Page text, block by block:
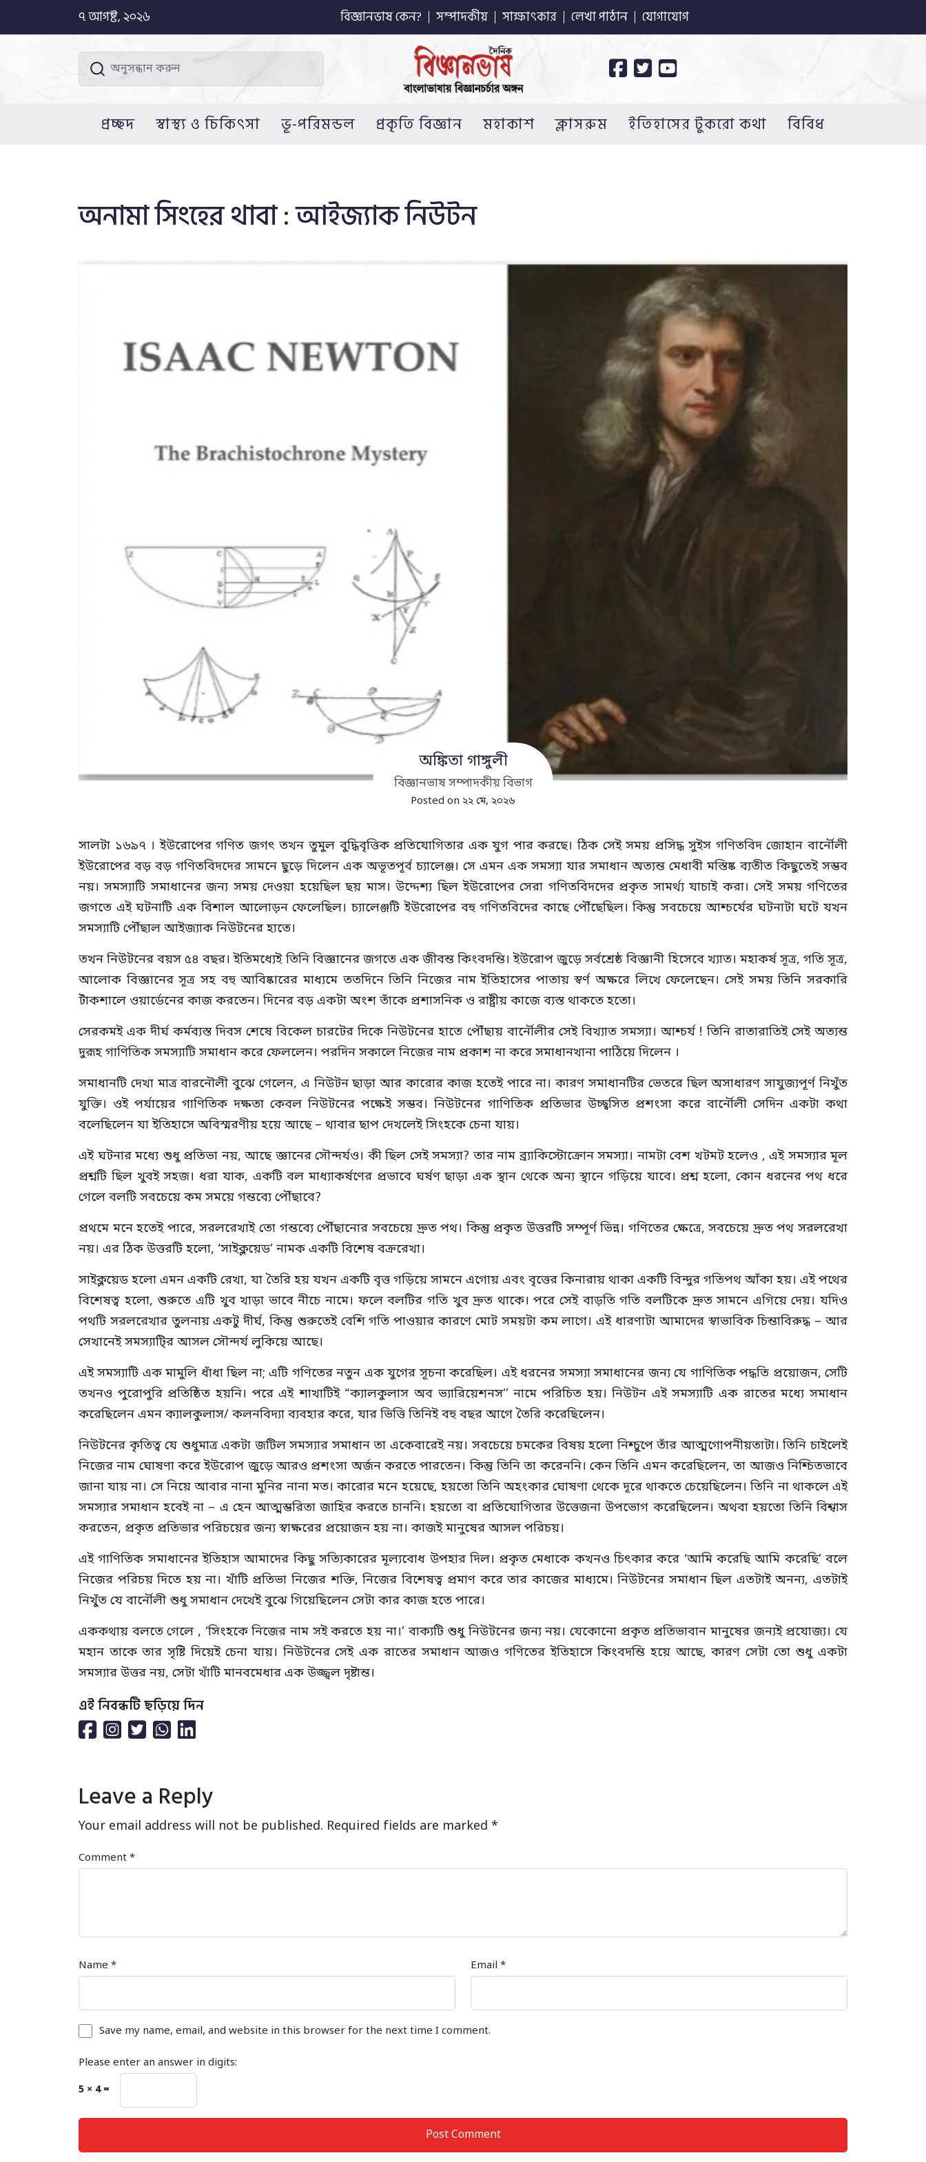
৭ আগষ্ট, ২০২৬ বিজ্ঞানভাষ কেন? সম্পাদকীয় সাক্ষাৎকার লেখা পাঠান যোগাযোগ
প্রচ্ছদ স্বাস্থ্য ও চিকিৎসা ভূ-পরিমন্ডল প্রকৃতি বিজ্ঞান মহাকাশ ক্লাসরুম ইতিহাসের টুকরো কথা বিবিধ
অনামা সিংহের থাবা : আইজ্যাক নিউটন
অঙ্কিতা গাঙ্গুলী
বিজ্ঞানভাষ সম্পাদকীয় বিভাগ
Posted on ২২ মে, ২০২৬
সালটা ১৬৯৭ । ইউরোপের গণিত জগৎ তখন তুমুল বুদ্ধিবৃত্তিক প্রতিযোগিতার এক যুগ পার করছে। ঠিক সেই সময় প্রসিদ্ধ সুইস গণিতবিদ জোহান বার্নৌলী
ইউরোপের বড় বড় গণিতবিদদের সামনে ছুড়ে দিলেন এক অভূতপূর্ব চ্যালেঞ্জ। সে এমন এক সমস্যা যার সমাধান অত্যন্ত মেধাবী মস্তিষ্ক ব্যতীত কিছুতেই সম্ভব
নয়। সমস্যাটি সমাধানের জন্য সময় দেওয়া হয়েছিল ছয় মাস। উদ্দেশ্য ছিল ইউরোপের সেরা গণিতবিদদের প্রকৃত সামর্থ্য যাচাই করা। সেই সময় গণিতের
জগতে এই ঘটনাটি এক বিশাল আলোড়ন ফেলেছিল। চ্যালেঞ্জটি ইউরোপের বহু গণিতবিদের কাছে পৌঁছেছিল। কিন্তু সবচেয়ে আশ্চর্যের ঘটনাটা ঘটে যখন
সমস্যাটি পৌঁছাল আইজ্যাক নিউটনের হাতে।
তখন নিউটনের বয়স ৫৪ বছর। ইতিমধ্যেই তিনি বিজ্ঞানের জগতে এক জীবন্ত কিংবদন্তি। ইউরোপ জুড়ে সর্বশ্রেষ্ঠ বিজ্ঞানী হিসেবে খ্যাত। মহাকর্ষ সূত্র, গতি সূত্র,
আলোক বিজ্ঞানের সূত্র সহ বহু আবিষ্কারের মাধ্যমে ততদিনে তিনি নিজের নাম ইতিহাসের পাতায় স্বর্ণ অক্ষরে লিখে ফেলেছেন। সেই সময় তিনি সরকারি
টাঁকশালে ওয়ার্ডেনের কাজ করতেন। দিনের বড় একটা অংশ তাঁকে প্রশাসনিক ও রাষ্ট্রীয় কাজে ব্যস্ত থাকতে হতো।
সেরকমই এক দীর্ঘ কর্মব্যস্ত দিবস শেষে বিকেল চারটের দিকে নিউটনের হাতে পৌঁছায় বার্নৌলীর সেই বিখ্যাত সমস্যা। আশ্চর্য ! তিনি রাতারাতিই সেই অত্যন্ত
দুরূহ গাণিতিক সমস্যাটি সমাধান করে ফেললেন। পরদিন সকালে নিজের নাম প্রকাশ না করে সমাধানখানা পাঠিয়ে দিলেন ।
সমাধানটি দেখা মাত্র বারনৌলী বুঝে গেলেন, এ নিউটন ছাড়া আর কারোর কাজ হতেই পারে না। কারণ সমাধানটির ভেতরে ছিল অসাধারণ সাযুজ্যপূর্ণ নিখুঁত
যুক্তি। ওই পর্যায়ের গাণিতিক দক্ষতা কেবল নিউটনের পক্ষেই সম্ভব। নিউটনের গাণিতিক প্রতিভার উচ্ছ্বসিত প্রশংসা করে বার্নৌলী সেদিন একটা কথা
বলেছিলেন যা ইতিহাসে অবিস্মরণীয় হয়ে আছে – থাবার ছাপ দেখলেই সিংহকে চেনা যায়।
এই ঘটনার মধ্যে শুধু প্রতিভা নয়, আছে জ্ঞানের সৌন্দর্যও। কী ছিল সেই সমস্যা? তার নাম ব্র্যাকিস্টোক্রোন সমস্যা। নামটা বেশ খটমট হলেও , এই সমস্যার মূল
প্রশ্নটি ছিল খুবই সহজ। ধরা যাক, একটি বল মাধ্যাকর্ষণের প্রভাবে ঘর্ষণ ছাড়া এক স্থান থেকে অন্য স্থানে গড়িয়ে যাবে। প্রশ্ন হলো, কোন ধরনের পথ ধরে
গেলে বলটি সবচেয়ে কম সময়ে গন্তব্যে পৌঁছাবে?
প্রথমে মনে হতেই পারে, সরলরেখাই তো গন্তব্যে পৌঁছানোর সবচেয়ে দ্রুত পথ। কিন্তু প্রকৃত উত্তরটি সম্পূর্ণ ভিন্ন। গণিতের ক্ষেত্রে, সবচেয়ে দ্রুত পথ সরলরেখা
নয়। এর ঠিক উত্তরটি হলো, ‘সাইক্লয়েড’ নামক একটি বিশেষ বক্ররেখা।
সাইক্লয়েড হলো এমন একটি রেখা, যা তৈরি হয় যখন একটি বৃত্ত গড়িয়ে সামনে এগোয় এবং বৃত্তের কিনারায় থাকা একটি বিন্দুর গতিপথ আঁকা হয়। এই পথের
বিশেষত্ব হলো, শুরুতে এটি খুব খাড়া ভাবে নীচে নামে। ফলে বলটির গতি খুব দ্রুত থাকে। পরে সেই বাড়তি গতি বলটিকে দ্রুত সামনে এগিয়ে দেয়। যদিও
পথটি সরলরেখার তুলনায় একটু দীর্ঘ, কিন্তু শুরুতেই বেশি গতি পাওয়ার কারণে মোট সময়টা কম লাগে। এই ধারণাটা আমাদের স্বাভাবিক চিন্তাবিরুদ্ধ – আর
সেখানেই সমস্যাটি্র আসল সৌন্দর্য লুকিয়ে আছে।
এই সমস্যাটি এক মামুলি ধাঁধা ছিল না; এটি গণিতের নতুন এক যুগের সূচনা করেছিল। এই ধরনের সমস্যা সমাধানের জন্য যে গাণিতিক পদ্ধতি প্রয়োজন, সেটি
তখনও পুরোপুরি প্রতিষ্ঠিত হয়নি। পরে এই শাখাটিই “ক্যালকুলাস অব ভ্যারিয়েশনস’’ নামে পরিচিত হয়। নিউটন এই সমস্যাটি এক রাতের মধ্যে সমাধান
করেছিলেন এমন ক্যালকুলাস/ কলনবিদ্যা ব্যবহার করে, যার ভিত্তি তিনিই বহু বছর আগে তৈরি করেছিলেন।
নিউটনের কৃতিত্ব যে শুধুমাত্র একটা জটিল সমস্যার সমাধান তা একেবারেই নয়। সবচেয়ে চমকের বিষয় হলো নিশ্চুপে তাঁর আত্মগোপনীয়তাটা। তিনি চাইলেই
নিজের নাম ঘোষণা করে ইউরোপ জুড়ে আরও প্রশংসা অর্জন করতে পারতেন। কিন্তু তিনি তা করেননি। কেন তিনি এমন করেছিলেন, তা আজও নিশ্চিতভাবে
জানা যায় না। সে নিয়ে আবার নানা মুনির নানা মত। কারোর মনে হয়েছে, হয়তো তিনি অহংকার ঘোষণা থেকে দূরে থাকতে চেয়েছিলেন। তিনি না থাকলে এই
সমস্যার সমাধান হবেই না – এ হেন আত্মম্ভরিতা জাহির করতে চাননি। হয়তো বা প্রতিযোগিতার উত্তেজনা উপভোগ করেছিলেন। অথবা হয়তো তিনি বিশ্বাস
করতেন, প্রকৃত প্রতিভার পরিচয়ের জন্য স্বাক্ষরের প্রয়োজন হয় না। কাজই মানুষের আসল পরিচয়।
এই গাণিতিক সমাধানের ইতিহাস আমাদের কিছু সত্যিকারের মূল্যবোধ উপহার দিল। প্রকৃত মেধাকে কখনও চিৎকার করে ‘আমি করেছি আমি করেছি’ বলে
নিজের পরিচয় দিতে হয় না। খাঁটি প্রতিভা নিজের শক্তি, নিজের বিশেষত্ব প্রমাণ করে তার কাজের মাধ্যমে। নিউটনের সমাধান ছিল এতটাই অনন্য, এতটাই
নিখুঁত যে বার্নৌলী শুধু সমাধান দেখেই বুঝে গিয়েছিলেন সেটা কার কাজ হতে পারে।
এককথায় বলতে গেলে , ‘সিংহকে নিজের নাম সই করতে হয় না।’ বাক্যটি শুধু নিউটনের জন্য নয়। যেকোনো প্রকৃত প্রতিভাবান মানুষের জন্যই প্রযোজ্য। যে
মহান তাকে তার সৃষ্টি দিয়েই চেনা যায়। নিউটনের সেই এক রাতের সমাধান আজও গণিতের ইতিহাসে কিংবদন্তি হয়ে আছে, কারণ সেটা তো শুধু একটা
সমস্যার উত্তর নয়, সেটা খাঁটি মানবমেধার এক উজ্জ্বল দৃষ্টান্ত।
এই নিবন্ধটি ছড়িয়ে দিন
Leave a Reply
Your email address will not be published. Required fields are marked *
Comment *
Name * Email*
Save my name, email, and website in this browser for the next time I comment.
Please enter an answer in digits:
5 × 4 =